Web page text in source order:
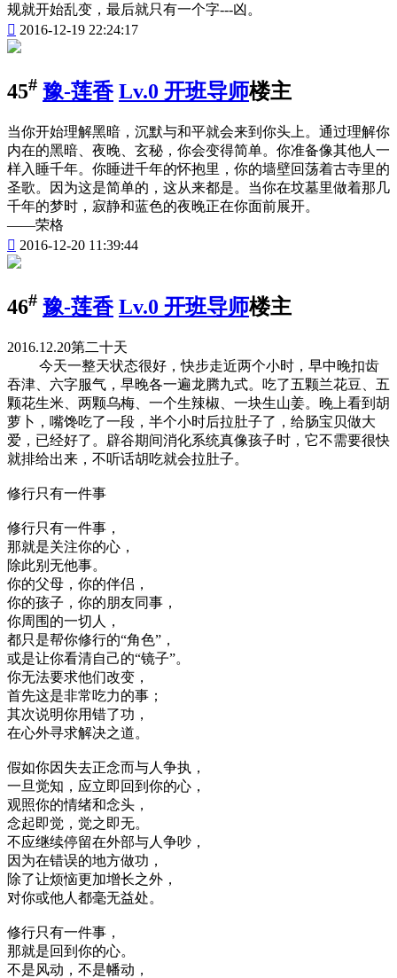
规就开始乱变，最后就只有一个字---凶。
 2016-12-19 22:24:17
45# 豫-莲香 Lv.0 开班导师楼主
当你开始理解黑暗，沉默与和平就会来到你头上。通过理解你
内在的黑暗、夜晚、玄秘，你会变得简单。你准备像其他人一
样入睡千年。你睡进千年的怀抱里，你的墙壁回荡着古寺里的
圣歌。因为这是简单的，这从来都是。当你在坟墓里做着那几
千年的梦时，寂静和蓝色的夜晚正在你面前展开。
——荣格
 2016-12-20 11:39:44
46# 豫-莲香 Lv.0 开班导师楼主
2016.12.20第二十天
今天一整天状态很好，快步走近两个小时，早中晚扣齿
吞津、六字服气，早晚各一遍龙腾九式。吃了五颗兰花豆、五
颗花生米、两颗乌梅、一个生辣椒、一块生山姜。晚上看到胡
萝卜，嘴馋吃了一段，半个小时后拉肚子了，给肠宝贝做大
爱，已经好了。辟谷期间消化系统真像孩子时，它不需要很快
就排给出来，不听话胡吃就会拉肚子。
修行只有一件事
修行只有一件事，
那就是关注你的心，
除此别无他事。
你的父母，你的伴侣，
你的孩子，你的朋友同事，
你周围的一切人，
都只是帮你修行的“角色”，
或是让你看清自己的“镜子”。
你无法要求他们改变，
首先这是非常吃力的事；
其次说明你用错了功，
在心外寻求解决之道。
假如你因失去正念而与人争执，
一旦觉知，应立即回到你的心，
观照你的情绪和念头，
念起即觉，觉之即无。
不应继续停留在外部与人争吵，
因为在错误的地方做功，
除了让烦恼更加增长之外，
对你或他人都毫无益处。
修行只有一件事，
那就是回到你的心。
不是风动，不是幡动，